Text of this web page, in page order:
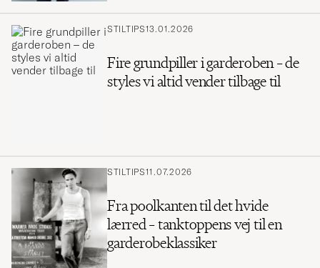
STILTIPS13.01.2026
Fire grundpiller i garderoben – de
styles vi altid vender tilbage til
STILTIPS11.07.2026
Fra poolkanten til det hvide
lærred – tanktoppens vej til en
garderobeklassiker